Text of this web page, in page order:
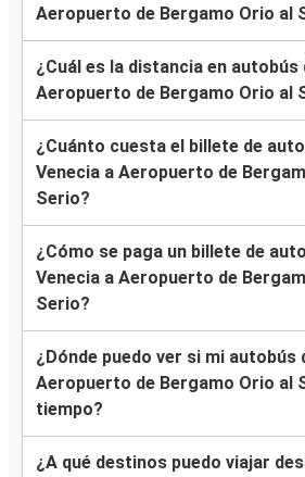
Aeropuerto de Bergamo Orio al
¿Cuál es la distancia en autobús
Aeropuerto de Bergamo Orio al
¿Cuánto cuesta el billete de
Venecia a Aeropuerto de
Serio?
¿Cómo se paga un billete de
Venecia a Aeropuerto de
Serio?
¿Dónde puedo ver si mi autobús
Aeropuerto de Bergamo Orio al
tiempo?
¿A qué destinos puedo viajar